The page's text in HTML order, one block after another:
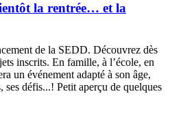
la rentrée… et la
de la SEDD. Découvrez dès
inscrits. En famille, à l’école, en
un événement adapté à son âge,
ses défis...! Petit aperçu de quelques